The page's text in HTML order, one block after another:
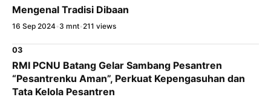
Mengenal Tradisi Dibaan
16 Sep 2024•3 mnt•211 views
03
RMI PCNU Batang Gelar Sambang Pesantren
“Pesantrenku Aman”, Perkuat Kepengasuhan dan
Tata Kelola Pesantren
LinkedIn